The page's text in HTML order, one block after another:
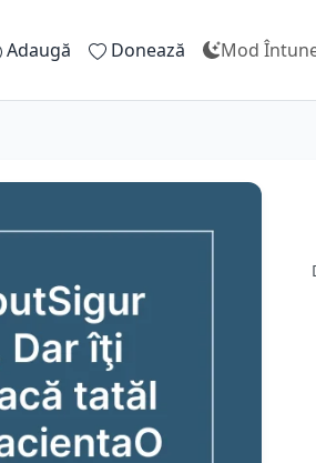
Adaugă Donează Mod